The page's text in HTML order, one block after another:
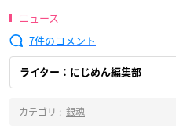
ニュース
7
ライター：にじめん編集部
カテゴリ : 銀魂